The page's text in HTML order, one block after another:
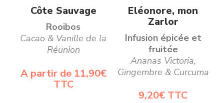
Choix des options
plusieurs
variations.
Côte Sauvage
Rooibos
Cacao & Vanille de la
Réunion
A partir de 11,90€
TTC
Ajouter au panier
Eléonore, mon
Zarlor
Infusion épicée et
fruitée
Ananas Victoria,
Gingembre & Curcuma
9,20€ TTC